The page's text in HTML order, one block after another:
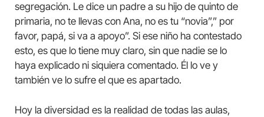
segregación. Le dice un padre a su hijo de quinto de
primaria, no te llevas con Ana, no es tu “novia”,” por
favor, papá, si va a apoyo”. Si ese niño ha contestado
esto, es que lo tiene muy claro, sin que nadie se lo
haya explicado ni siquiera comentado. Él lo ve y
también ve lo sufre el que es apartado.
Hoy la diversidad es la realidad de todas las aulas,